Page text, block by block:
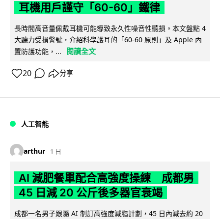
耳機用戶謹守「60-60」鐵律
長時間高音量佩戴耳機可能導致永久性噪音性聽損。本文盤點 4
大聽力受損警號，介紹科學護耳的「60-60 原則」及 Apple 內
置防護功能，...
閱讀全文
20 分享
人工智能
arthur 1 日
AI 減肥餐單配合高強度操練 成都男
45 日減 20 公斤後多器官衰竭
成都一名男子跟隨 AI 制訂高強度減脂計劃，45 日內減去約 20